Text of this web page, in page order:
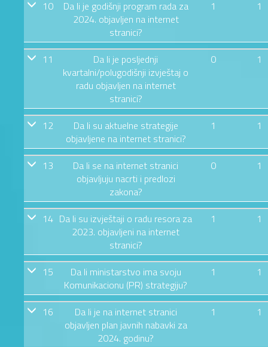
10
Da li je godišnji program rada za
2024. objavljen na internet
stranici?
1 1
11
Da li je posljednji
kvartalni/polugodišnji izvještaj o
radu objavljen na internet
stranici?
0 1
12
Da li su aktuelne strategije
objavljene na internet stranici?
1 1
13
Da li se na internet stranici
objavljuju nacrti i predlozi
zakona?
0 1
14 Da li su izvještaji o radu resora za
2023. objavljeni na internet
stranici?
1 1
15
Da li ministarstvo ima svoju
Komunikacionu (PR) strategiju?
1 1
16
Da li je na internet stranici
objavljen plan javnih nabavki za
2024. godinu?
1 1